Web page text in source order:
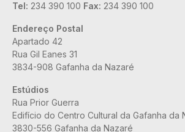
Tel: 234 390 100 Fax: 234 390 100
Endereço Postal
Apartado 42
Rua Gil Eanes 31
3834-908 Gafanha da Nazaré
Estúdios
Rua Prior Guerra
Edifício do Centro Cultural da Gafanha da
3830-556 Gafanha da Nazaré